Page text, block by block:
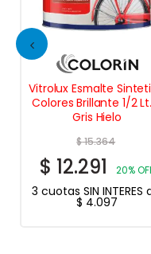
Vitrolux Esmalte
Colores Brillante 1/2
Gris Hielo
$15.364
$ 12.291 20%
3 cuotas SIN INTERES
$ 4.097